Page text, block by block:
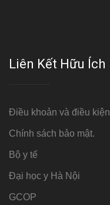
Liên Kết Hữu Ích
Điều khoản và điều kiện
Chính sách bảo mật.
Bộ y tế
Đại học y Hà Nội
GCOP